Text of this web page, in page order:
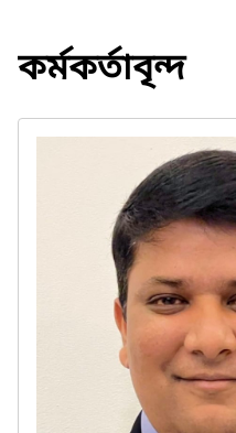
কর্মকর্তাবৃন্দ